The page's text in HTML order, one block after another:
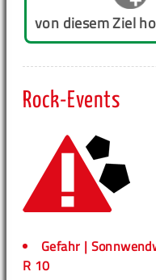
von diesem Ziel
Rock-Events
Gefahr |
R 10